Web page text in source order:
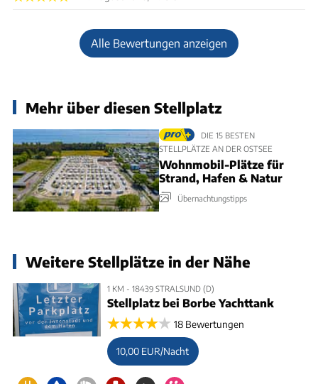
Alle Bewertungen anzeigen
Mehr über diesen Stellplatz
DIE 15 BESTEN
STELLPLÄTZE AN DER OSTSEE
Wohnmobil-Plätze für
Strand, Hafen & Natur
Übernachtungstipps
Weitere Stellplätze in der Nähe
1 KM - 18439 STRALSUND (D)
Stellplatz bei Borbe Yachttank
18 Bewertungen
10,00 EUR/Nacht